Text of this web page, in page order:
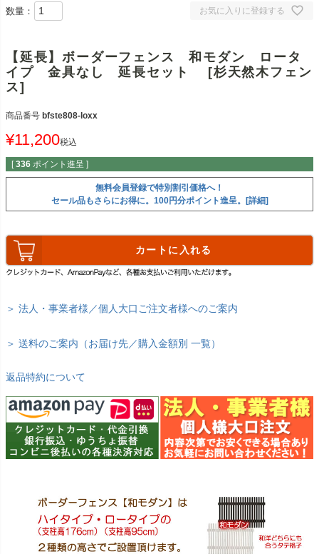
お気に入りに登録する
数量：
【延長】ボーダーフェンス 和モダン ロータ
イプ 金具なし 延長セット [杉天然木フェン
ス]
商品番号 bfste808-loxx
¥11,200税込
[ 336 ポイント進呈 ]
無料会員登録で特別割引価格へ！
セール品もさらにお得に。100円分ポイント進呈。[詳細]
カートに入れる
＞ 法人・事業者様／個人大口ご注文者様へのご案内
＞ 送料のご案内（お届け先／購入金額別 一覧）
返品特約について